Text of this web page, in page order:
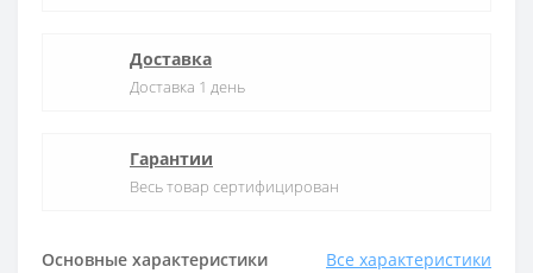
Основные характеристики Все характеристики
Доставка
Доставка 1 день
Гарантии
Весь товар сертифицирован